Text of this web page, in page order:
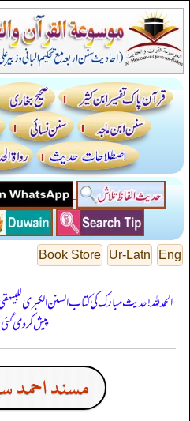
Eng
Ur-Latn
Book Store
الحمدللہ! حدیث مبارک کی کتاب السنن الكبرى
پیش کر دی
مسند احمد